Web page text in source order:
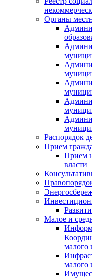
Органы
Распорядок
Прием
Прием
власти
Малое и
малого
малого